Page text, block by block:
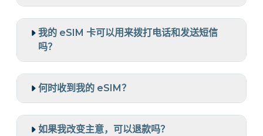
我的 eSIM 卡可以用来拨打电话和发送短信
吗？
何时收到我的 eSIM？
如果我改变主意，可以退款吗？